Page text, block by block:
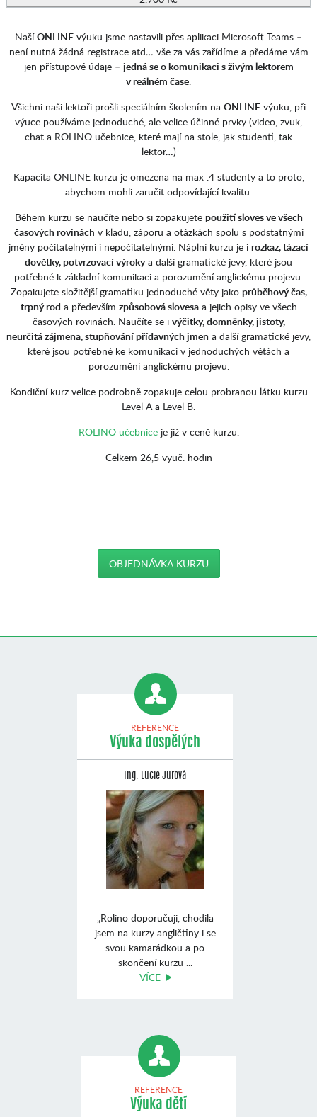
NašíONLINE výuku jsme nastavili přes aplikaci Microsoft Teams –
není nutná žádná registrace atd… vše za vás zařídíme a předáme vám
jen přístupové údaje – jedná se o komunikaci s živým lektorem
v reálném čase.
Všichni naši lektoři prošli speciálním školením na ONLINE výuku, při
výuce používáme jednoduché, ale velice účinné prvky (video, zvuk,
chat a ROLINO učebnice, které mají na stole, jak studenti, tak
lektor…)
Kapacita ONLINE kurzu je omezena na max .4 studenty a to proto,
abychom mohli zaručit odpovídající kvalitu.
Během kurzu se naučíte nebo si zopakujete použití sloves ve všech
časových rovinách v kladu, záporu a otázkách spolu s podstatnými
jmény počitatelnými i nepočitatelnými. Náplní kurzu je i rozkaz, tázací
dovětky, potvrzovací výrokya další gramatické jevy, které jsou
potřebné k základní komunikaci a porozumění anglickému projevu.
Zopakujete složitější gramatiku jednoduché věty jako průběhový čas,
trpný rod a především způsobová slovesaa jejich opisy ve všech
časových rovinách. Naučíte se i výčitky, domněnky, jistoty,
neurčitá zájmena, stupňování přídavných jmen a další gramatické jevy,
které jsou potřebné ke komunikaci v jednoduchých větách a
porozumění anglickému projevu.
Kondiční kurz velice podrobně zopakuje celou probranou látku kurzu
Level A a Level B.
ROLINO učebniceje již v ceně kurzu.
Celkem 26,5 vyuč. hodin
OBJEDNÁVKA KURZU
REFERENCE
Výuka dospělých
Ing. Lucie Jurová
„Rolino doporučuji, chodila
jsem na kurzy angličtiny i se
svou kamarádkou a po
skončení kurzu ...
VÍCE
REFERENCE
Výuka dětí